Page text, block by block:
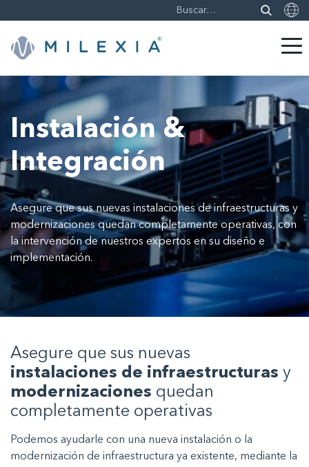
contenido
Instalación &
Integración
Asegure que sus nuevas instalaciones de infraestructuras y
modernizaciones quedan completamente operativas, con
la intervención de nuestros expertos en su diseño e
implementación.
Asegure que sus nuevas
instalaciones de infraestructuras y
modernizaciones quedan
completamente operativas
Podemos ayudarle con una nueva instalación o la
modernización de infraestructura ya existente, mediante la